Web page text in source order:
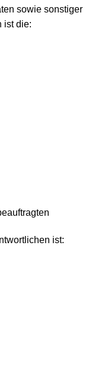
sowie sonstiger
ist die:
ist: